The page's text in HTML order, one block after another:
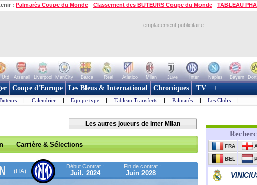
: Palmarès Coupe du Monde - Classement des BUTEURS Coupe du Monde - TABLEAU
emplacement publicitaire
Utd Arsenal Liverpool ManCity Barca Real Atletico Milan Juve Inter Naples Bayern
Coupe d'Europe Les Bleus & International Chroniques TV +
| Calendrier | Equipe type | Tableau Transferts | Palmarès | Les Clubs |
Les autres joueurs de Inter Milan
Carrière & Sélections
(ITA)
Début Contrat :
Juil. 2024
Fin de contrat :
Juin 2028